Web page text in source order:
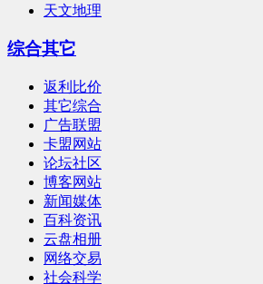
天文地理
综合其它
返利比价
其它综合
广告联盟
卡盟网站
论坛社区
博客网站
新闻媒体
百科资讯
云盘相册
网络交易
社会科学